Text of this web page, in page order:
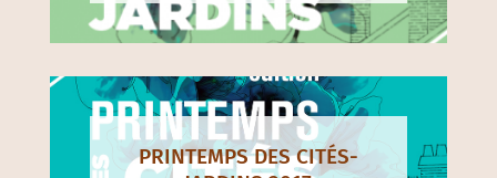
PRINTEMPS DES CITÉS-